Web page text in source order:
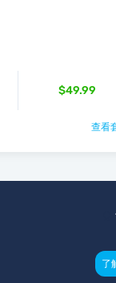
$49.99
查看
了